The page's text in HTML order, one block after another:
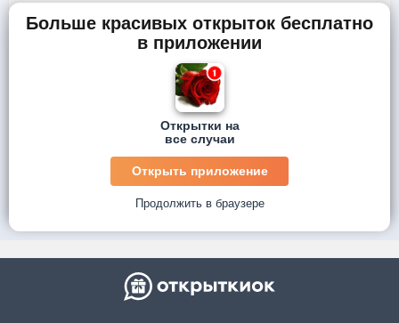
Больше красивых открыток бесплатно
в приложении
Открытки на
все случаи
Открыть приложение
Продолжить в браузере